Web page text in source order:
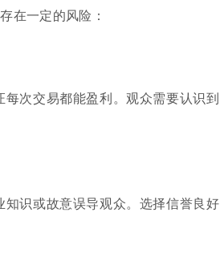
在一定的风险：
次交易都能盈利。观众需要认识到
识或故意误导观众。选择信誉良好